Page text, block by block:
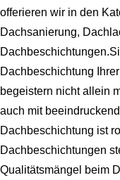
offerieren wir in den
Dachsanierung,
Dachbeschichtung
begeistern nicht allein
auch mit
Dachbeschichtung ist
Dachbeschichtungen
Qualitätsmängel beim